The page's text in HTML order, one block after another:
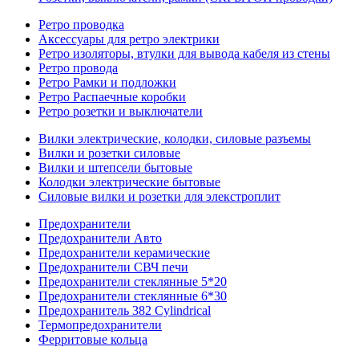
Ретро проводка
Аксессуары для ретро электрики
Ретро изоляторы, втулки для вывода кабеля из стены
Ретро провода
Ретро Рамки и подложки
Ретро Распаечные коробки
Ретро розетки и выключатели
Вилки электрические, колодки, силовые разъемы
Вилки и розетки силовые
Вилки и штепсели бытовые
Колодки электрические бытовые
Силовые вилки и розетки для элекстроплит
Предохранители
Предохранители Авто
Предохранители керамические
Предохранители СВЧ печи
Предохранители стеклянные 5*20
Предохранители стеклянные 6*30
Предохранитель 382 Cylindrical
Термопредохранители
Ферритовые кольца